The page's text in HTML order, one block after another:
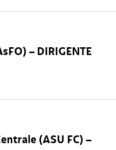
– DIRIGENTE
(ASU FC) –